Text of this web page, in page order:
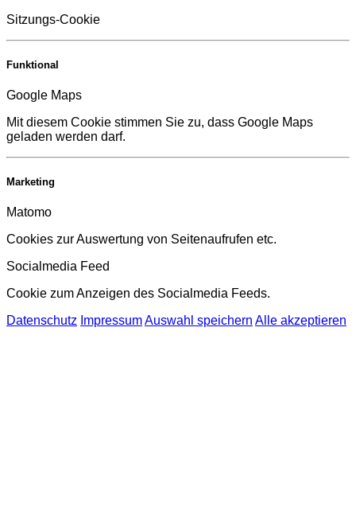
Sitzungs-Cookie
Funktional
Google Maps
Mit diesem Cookie stimmen Sie zu, dass Google Maps
geladen werden darf.
Marketing
Matomo
Cookies zur Auswertung von Seitenaufrufen etc.
Socialmedia Feed
Cookie zum Anzeigen des Socialmedia Feeds.
Datenschutz ImpressumAuswahl speichern Alle akzeptieren